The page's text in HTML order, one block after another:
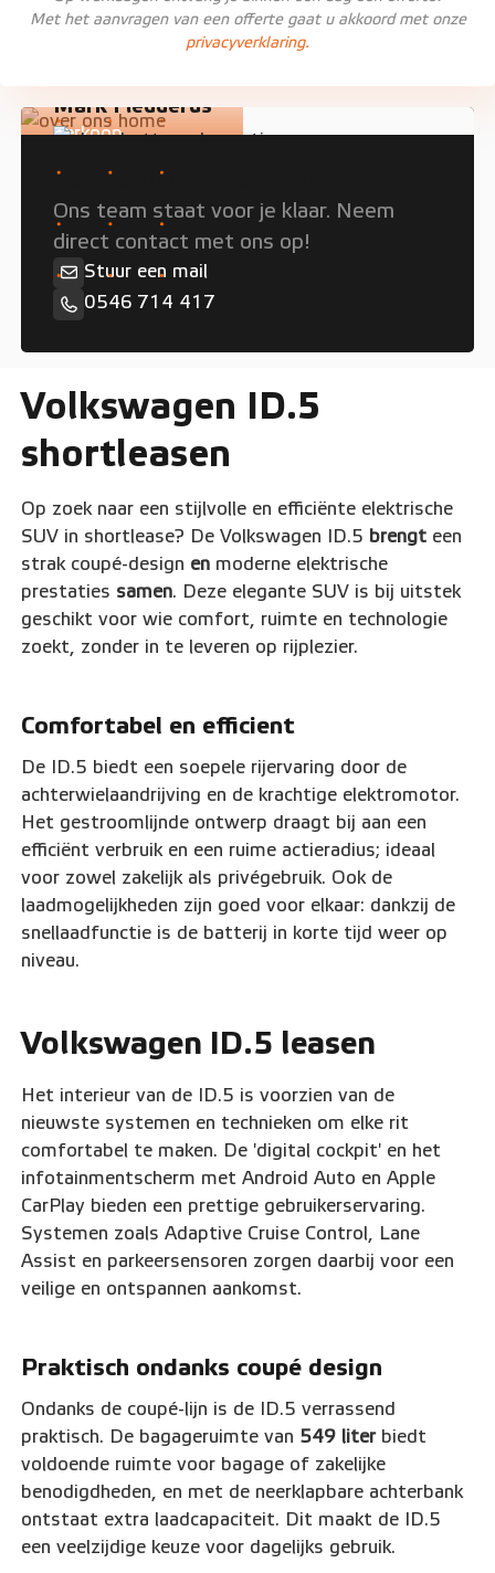
Met het aanvragen van een offerte gaat u akkoord met onze
privacyverklaring.
Mark Fledderus
Verkoop
Persoonlijk advies nodig?
Ons team staat voor je klaar. Neem
direct contact met ons op!
Stuur een mail
0546 714 417
Volkswagen ID.5
shortleasen
Op zoek naar een stijlvolle en efficiënte elektrische
SUV in shortlease? De Volkswagen ID.5 brengt een
strak coupé-design en moderne elektrische
prestaties samen. Deze elegante SUV is bij uitstek
geschikt voor wie comfort, ruimte en technologie
zoekt, zonder in te leveren op rijplezier.
Comfortabel en efficient
De ID.5 biedt een soepele rijervaring door de
achterwielaandrijving en de krachtige elektromotor.
Het gestroomlijnde ontwerp draagt bij aan een
efficiënt verbruik en een ruime actieradius; ideaal
voor zowel zakelijk als privégebruik. Ook de
laadmogelijkheden zijn goed voor elkaar: dankzij de
snellaadfunctie is de batterij in korte tijd weer op
niveau.
Volkswagen ID.5 leasen
Het interieur van de ID.5 is voorzien van de
nieuwste systemen en technieken om elke rit
comfortabel te maken. De 'digital cockpit' en het
infotainmentscherm met Android Auto en Apple
CarPlay bieden een prettige gebruikerservaring.
Systemen zoals Adaptive Cruise Control, Lane
Assist en parkeersensoren zorgen daarbij voor een
veilige en ontspannen aankomst.
Praktisch ondanks coupé design
Ondanks de coupé-lijn is de ID.5 verrassend
praktisch. De bagageruimte van 549 literbiedt
voldoende ruimte voor bagage of zakelijke
benodigdheden, en met de neerklapbare achterbank
ontstaat extra laadcapaciteit. Dit maakt de ID.5
een veelzijdige keuze voor dagelijks gebruik.